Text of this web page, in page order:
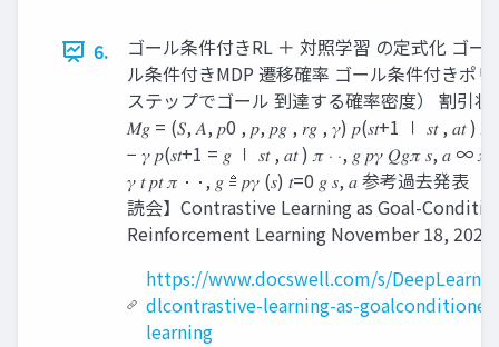
6.
ゴール条件付きRL ＋ 対照学習 の定式化 ゴー
ル条件付きMDP 遷移確率 ゴール条件付きポ
ステップでゴール 到達する確率密度） 割引
𝑀𝑔 = (𝑆, 𝐴, 𝑝0 , 𝑝, 𝑝𝑔 , 𝑟𝑔 , 𝛾) 𝑝(𝑠𝑡+1 ∣ 𝑠𝑡 , 𝑎𝑡 ) 𝜋
− 𝛾 𝑝(𝑠𝑡+1 = 𝑔 ∣ 𝑠𝑡 , 𝑎𝑡 ) 𝜋 ⋅ ⋅, 𝑔 𝑝𝛾 𝑄𝑔𝜋 𝑠, 𝑎 ∞ 𝜋
𝛾 𝑡 𝑝𝑡 𝜋 ⋅ ⋅, 𝑔 ≜ 𝑝𝛾 (𝑠) 𝑡=0 𝑔 𝑠, 𝑎 参考過去発表
読会】Contrastive Learning as Goal-
Reinforcement Learning November 18, 2022
https://www.docswell.com/s/
dlcontrastive-learning-as-
learning